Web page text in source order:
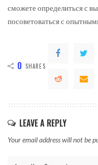
сможете определиться с
посоветоваться с
0 SHARES
LEAVE A REPLY
Your email address will not be